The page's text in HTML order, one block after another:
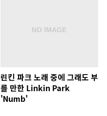
린킨 파크 노래 중에 그래도 부
를 만한 Linkin Park
'Numb'